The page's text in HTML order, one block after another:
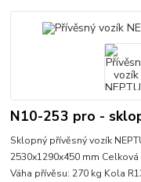
N10-253 pro -
Sklopný přívěsný vozík
2530x1290x450 mm
Váha přívěsu: 270 kg Kola